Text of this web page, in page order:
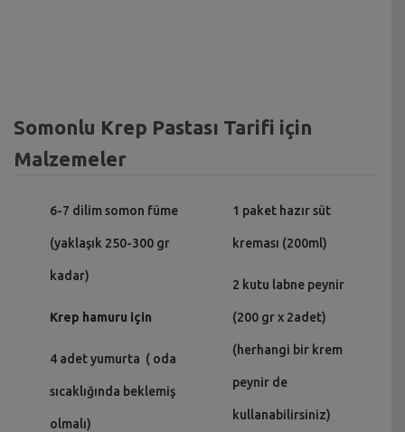
Somonlu Krep Pastası Tarifi için
Malzemeler
6-7 dilim somon füme
(yaklaşık 250-300 gr
kadar)
Krep hamuru için
4 adet yumurta ( oda
sıcaklığında beklemiş
olmalı)
1 paket hazır süt
kreması (200ml)
2 kutu labne peynir
(200 gr x 2adet)
(herhangi bir krem
peynir de
kullanabilirsiniz)